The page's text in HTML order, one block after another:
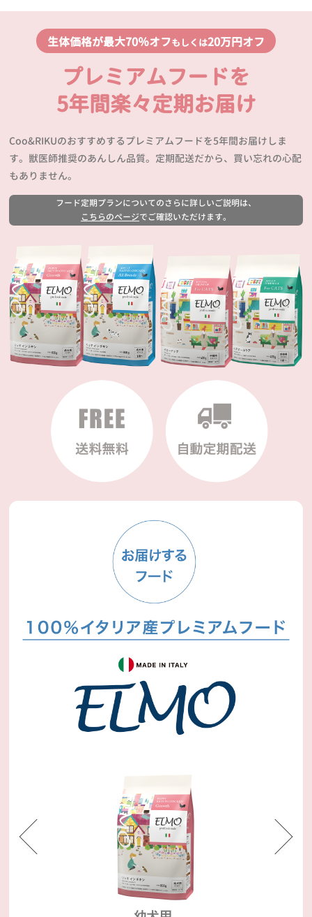
生体価格が最大70％オフもしくは20万円オフ
プレミアムフードを
5年間楽々定期お届け
Coo&RIKUのおすすめするプレミアムフードを5年間お届けしま
す。獣医師推奨のあんしん品質。定期配送だから、買い忘れの心配
もありません。
フード定期プランについてのさらに詳しいご説明は、
こちらのページでご確認いただけます。